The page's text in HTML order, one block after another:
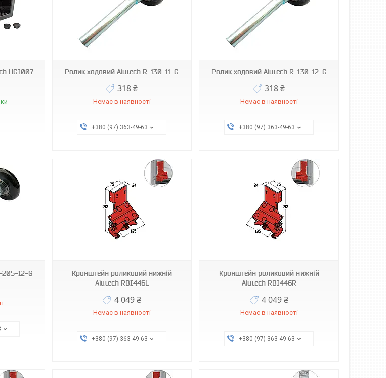
HGI007 Ролик ходовий Alutech R-130-11-G
318 ₴
Немає в наявності
+380 (97) 363-49-63
R-130-12-G
Ролик ходовий Alutech R-130-12-G
318 ₴
Немає в наявності
+380 (97) 363-49-63
205-12-G
Кронштейн роликовий нижній
Alutech RBI446L
4 049 ₴
Немає в наявності
+380 (97) 363-49-63
Кронштейн роликовий нижній
Alutech RBI446R
4 049 ₴
Немає в наявності
+380 (97) 363-49-63